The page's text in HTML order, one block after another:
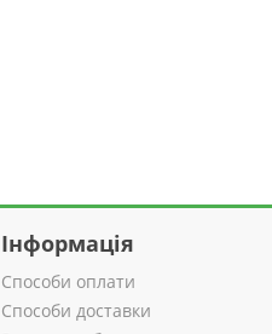
Інформація
Способи оплати
Способи доставки